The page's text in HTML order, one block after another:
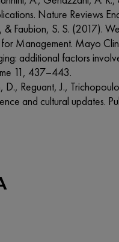
Nature Reviews
Faubion, S. S. (2017).
Management. Mayo
additional factors
11, 437–443.
Reguant, J.,
and cultural updates.